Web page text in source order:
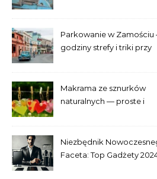
Parkowanie w
godziny strefy i triki przy
Makrama ze sznurków
naturalnych — proste i
Niezbędnik
Faceta: Top Gadżety